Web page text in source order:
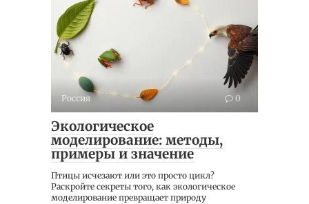
Россия 0
Экологическое
моделирование: методы,
примеры и значение
Птицы исчезают или это просто цикл?
Раскройте секреты того, как экологическое
моделирование превращает природу